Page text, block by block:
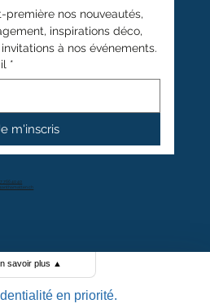
766 40 40
première nos nouveautés,
inspirations déco,
à nos événements.
*
m'inscris
100 avis clients
savoir plus ▲
en priorité.